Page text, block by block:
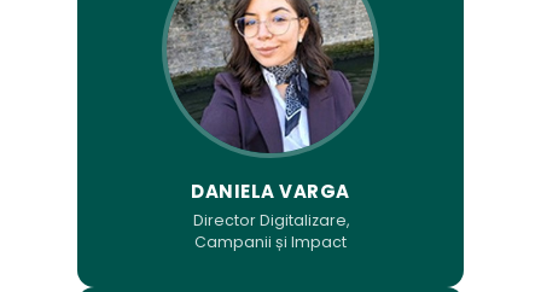
DANIELA VARGA
Director Digitalizare,
Campanii și Impact